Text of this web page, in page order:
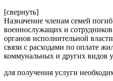
[свернуть]
Назначение членам семей
военнослужащих и
органов исполнительной
связи с расходами по оплате
коммунальных и других видов
для получения услуги